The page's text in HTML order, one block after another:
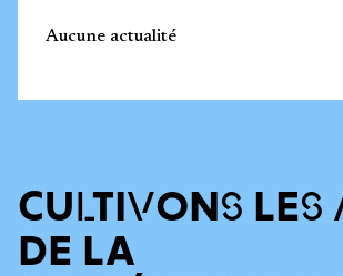
Aucune actualité
CULTIVONS LES
DE LA